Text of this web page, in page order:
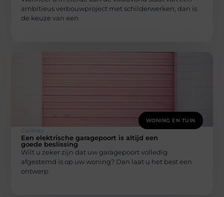
ambitieus verbouwproject met schilderwerken, dan is
de keuze van een
WONING EN TUIN
Carlinks
Een elektrische garagepoort is altijd een
goede beslissing
Wilt u zeker zijn dat uw garagepoort volledig
afgestemd is op uw woning? Dan laat u het best een
ontwerp